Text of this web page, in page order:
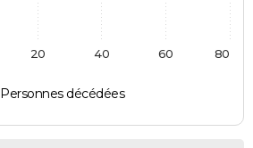
Personnes décédées
20 40 60 80